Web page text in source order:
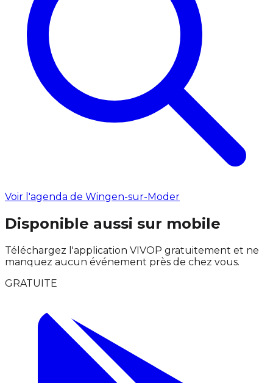
Voir l'agenda de Wingen-sur-Moder
Disponible aussi sur mobile
Téléchargez l'application VIVOP gratuitement et ne
manquez aucun événement près de chez vous.
GRATUITE